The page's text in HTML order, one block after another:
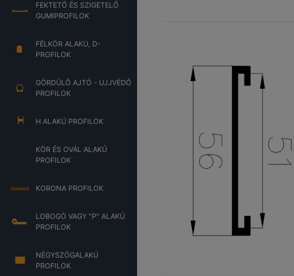
FEKTETŐ ÉS SZIGETELŐ
GUMIPROFILOK
FÉLKÖR ALAKÚ, D-
PROFILOK
GÖRDÜLŐ AJTÓ - UJJVÉDŐ
PROFILOK
H ALAKÚ PROFILOK
KÖR ÉS OVÁL ALAKÚ
PROFILOK
KORONA PROFILOK
LOBOGÓ VAGY "P" ALAKÚ
PROFILOK
NÉGYSZÖGALAKÚ
PROFILOK